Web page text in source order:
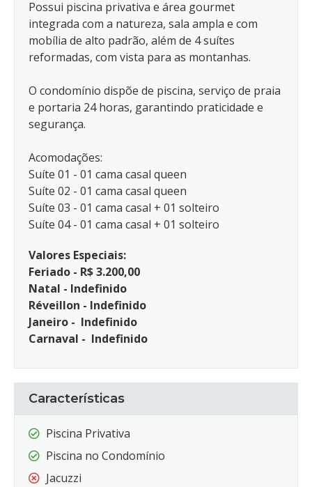
Possui piscina privativa e área gourmet
integrada com a natureza, sala ampla e com
mobília de alto padrão, além de 4 suítes
reformadas, com vista para as montanhas.
O condomínio dispõe de piscina, serviço de praia
e portaria 24 horas, garantindo praticidade e
segurança.
Acomodações:
Suíte 01 - 01 cama casal queen
Suíte 02 - 01 cama casal queen
Suíte 03 - 01 cama casal + 01 solteiro
Suíte 04 - 01 cama casal + 01 solteiro
Valores Especiais:
Feriado - R$ 3.200,00
Natal - Indefinido
Réveillon - Indefinido
Janeiro - Indefinido
Carnaval - Indefinido
Características
Piscina Privativa
Piscina no Condomínio
Jacuzzi